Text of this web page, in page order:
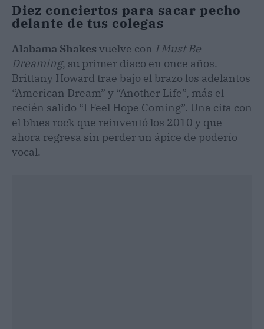
Diez conciertos para sacar pecho
delante de tus colegas
Alabama Shakes vuelve con I Must Be
Dreaming, su primer disco en once años.
Brittany Howard trae bajo el brazo los adelantos
“American Dream” y “Another Life”, más el
recién salido “I Feel Hope Coming”. Una cita con
el blues rock que reinventó los 2010 y que
ahora regresa sin perder un ápice de poderío
vocal.